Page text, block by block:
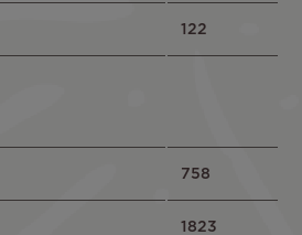
122
758
1823